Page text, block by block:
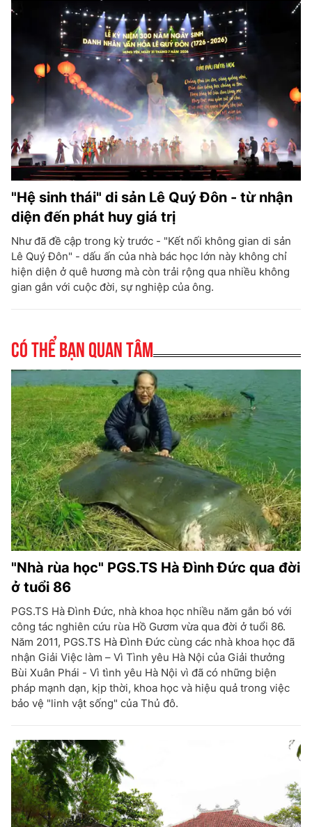
"Hệ sinh thái" di sản Lê Quý Đôn - từ nhận
diện đến phát huy giá trị
Như đã đề cập trong kỳ trước - "Kết nối không gian di sản
Lê Quý Đôn" - dấu ấn của nhà bác học lớn này không chỉ
hiện diện ở quê hương mà còn trải rộng qua nhiều không
gian gắn với cuộc đời, sự nghiệp của ông.
Có thể bạn quan tâm
"Nhà rùa học" PGS.TS Hà Đình Đức qua đời
ở tuổi 86
PGS.TS Hà Đình Đức, nhà khoa học nhiều năm gắn bó với
công tác nghiên cứu rùa Hồ Gươm vừa qua đời ở tuổi 86.
Năm 2011, PGS.TS Hà Đình Đức cùng các nhà khoa học đã
nhận Giải Việc làm – Vì Tình yêu Hà Nội của Giải thưởng
Bùi Xuân Phái - Vì tình yêu Hà Nội vì đã có những biện
pháp mạnh dạn, kịp thời, khoa học và hiệu quả trong việc
bảo vệ "linh vật sống" của Thủ đô.